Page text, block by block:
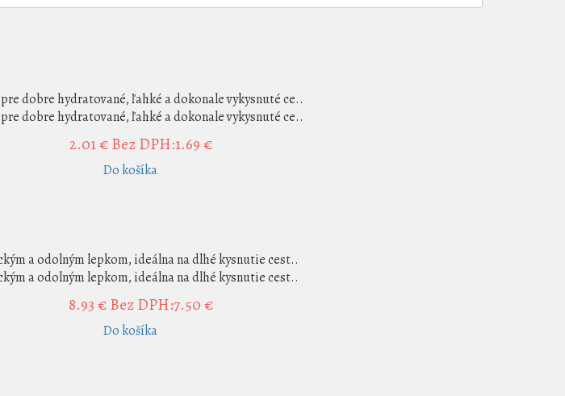
dobre hydratované, ľahké a dokonale vykysnuté ce..
dobre hydratované, ľahké a dokonale vykysnuté ce..
2.01 € Bez DPH:1.69 €
Do košíka
a odolným lepkom, ideálna na dlhé kysnutie cest..
a odolným lepkom, ideálna na dlhé kysnutie cest..
8.93 € Bez DPH:7.50 €
Do košíka